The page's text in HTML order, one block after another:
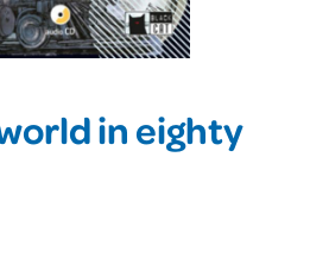
in eighty